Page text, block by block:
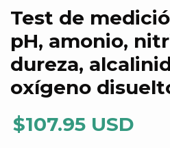
Test de
pH, amonio,
dureza,
oxígeno
$107.95 USD